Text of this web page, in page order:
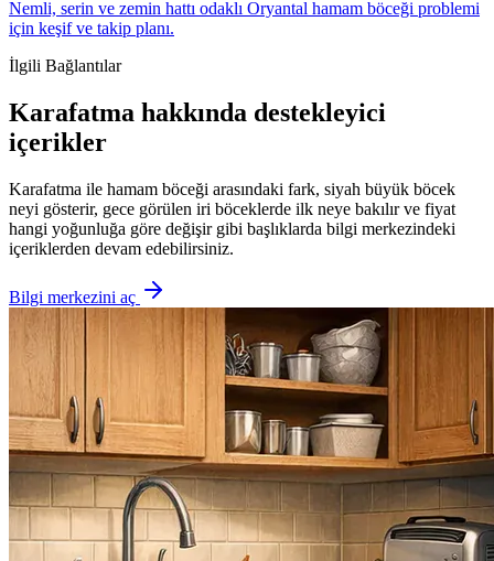
Nemli, serin ve zemin hattı odaklı Oryantal hamam böceği problemi
için keşif ve takip planı.
İlgili Bağlantılar
Karafatma hakkında destekleyici
içerikler
Karafatma ile hamam böceği arasındaki fark, siyah büyük böcek
neyi gösterir, gece görülen iri böceklerde ilk neye bakılır ve fiyat
hangi yoğunluğa göre değişir gibi başlıklarda bilgi merkezindeki
içeriklerden devam edebilirsiniz.
Bilgi merkezini aç